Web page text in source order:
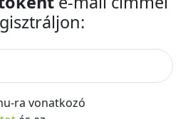
ra vonatkozó